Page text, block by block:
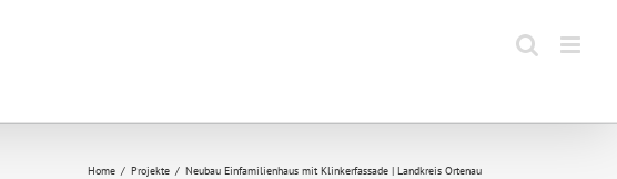
Home Projekte Neubau Einfamilienhaus mit Klinkerfassade | Landkreis Ortenau